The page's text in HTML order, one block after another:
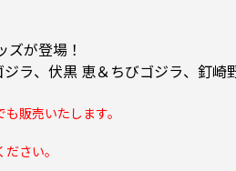
が登場！
ラ、伏黒 恵＆ちびゴジラ、釘
販売いたします。
さい。